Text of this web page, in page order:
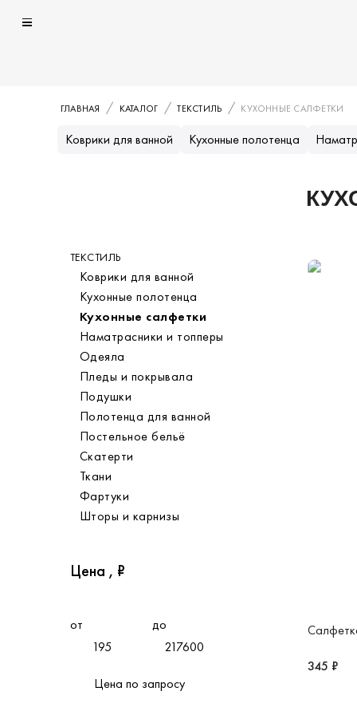
ГЛАВНАЯ КАТАЛОГ ТЕКСТИЛЬ КУХОННЫЕ САЛФЕТКИ
Коврики для ванной Кухонные полотенца
Категория
ТЕКСТИЛЬ
Коврики для ванной
Кухонные полотенца
Кухонные салфетки
Наматрасники и топперы
Одеяла
Пледы и покрывала
Подушки
Полотенца для ванной
Постельное бельё
Скатерти
Ткани
Фартуки
Шторы и карнизы
Цена , ₽
от до
Цена по запросу
345 ₽